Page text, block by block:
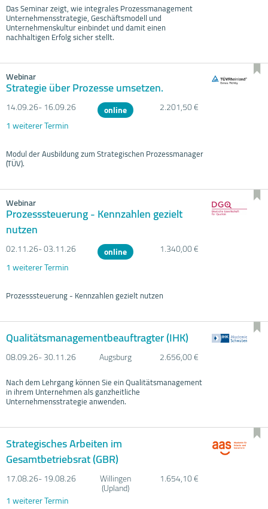
Das Seminar zeigt, wie integrales Prozessmanagement
Unternehmensstrategie, Geschäftsmodell und
Unternehmenskultur einbindet und damit einen
nachhaltigen Erfolg sicher stellt.
Webinar
Strategie über Prozesse umsetzen.
14.09.26- 16.09.26 online
2.201,50 €
1 weiterer Termin
Modul der Ausbildung zum Strategischen Prozessmanager
(TÜV).
Webinar
Prozesssteuerung - Kennzahlen gezielt
nutzen
02.11.26- 03.11.26 online
1.340,00 €
1 weiterer Termin
Prozesssteuerung - Kennzahlen gezielt nutzen
Qualitätsmanagementbeauftragter (IHK)
08.09.26- 30.11.26 Augsburg 2.656,00 €
Nach dem Lehrgang können Sie ein Qualitätsmanagement
in ihrem Unternehmen als ganzheitliche
Unternehmensstrategie anwenden.
Strategisches Arbeiten im
Gesamtbetriebsrat (GBR)
17.08.26- 19.08.26 Willingen
(Upland)
1.654,10 €
1 weiterer Termin